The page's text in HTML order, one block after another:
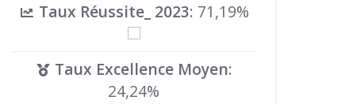
Taux Réussite_ 2023: 71,19%
Taux Excellence Moyen:
24,24%